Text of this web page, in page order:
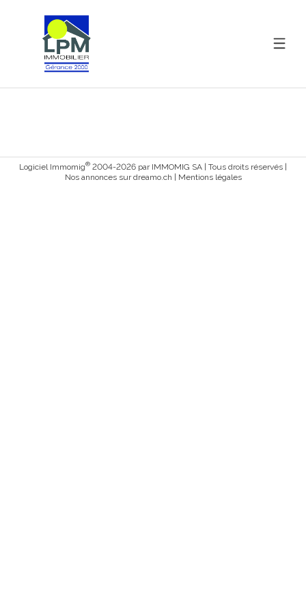
Logiciel Immomig® 2004-2026 par IMMOMIG SA | Tous droits réservés |
Nos annonces surdreamo.ch | Mentions légales